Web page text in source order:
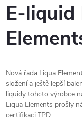
E-liquid
Nová řada Liqua
složení a ještě lepší
liquidy tohoto výrobce
Liqua Elements prošly
certifikaci TPD.